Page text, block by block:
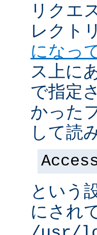
リクエ
レクト
になっ
ス上に
で指定
かった
して読
という
にされ